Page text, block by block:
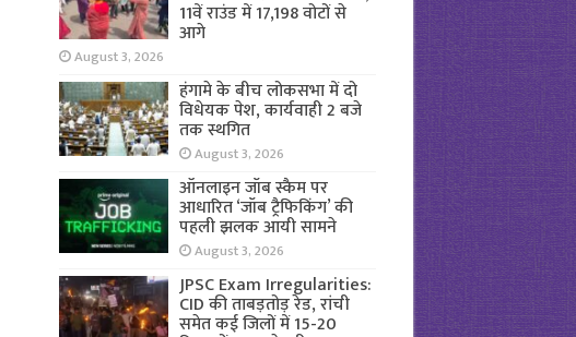
11वें राउंड में 17,198 वोटों से
आगे
August 3, 2026
हंगामे के बीच लोकसभा में दो
विधेयक पेश, कार्यवाही 2 बजे
तक स्थगित
August 3, 2026
ऑनलाइन जॉब स्कैम पर
आधारित ‘जॉब ट्रैफिकिंग’ की
पहली झलक आयी सामने
August 3, 2026
JPSC Exam Irregularities:
CID की ताबड़तोड़ रेड, रांची
समेत कई जिलों में 15-20